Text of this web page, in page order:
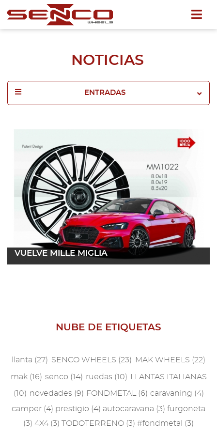
NOTICIAS
ENTRADAS
2024
2023
2022
2021
2013
2012
VUELVE MILLE MIGLIA
NUBE DE ETIQUETAS
llanta (27) SENCO WHEELS (23) MAK WHEELS (22)
mak (16) senco (14) ruedas (10) LLANTAS ITALIANAS
(10) novedades (9) FONDMETAL (6) caravaning (4)
camper (4) prestigio (4) autocaravana (3) furgoneta
(3) 4X4 (3) TODOTERRENO (3) #fondmetal (3)